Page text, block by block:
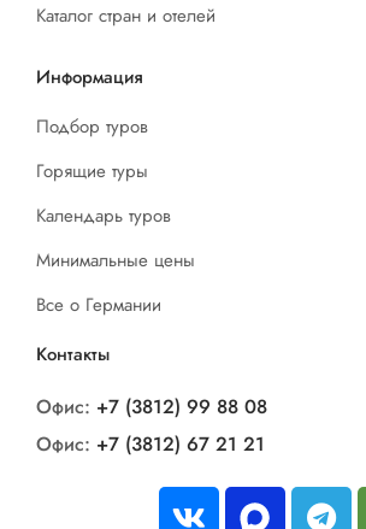
Каталог стран и отелей
Информация
Подбор туров
Горящие туры
Календарь туров
Минимальные цены
Все о Германии
Контакты
Офис: +7 (3812) 99 88 08
Офис: +7 (3812) 67 21 21